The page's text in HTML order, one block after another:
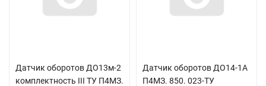
Датчик оборотов ДО13м-2
комплектность III ТУ П4МЗ.
Датчик оборотов ДО14-1А
П4МЗ. 850. 023-ТУ